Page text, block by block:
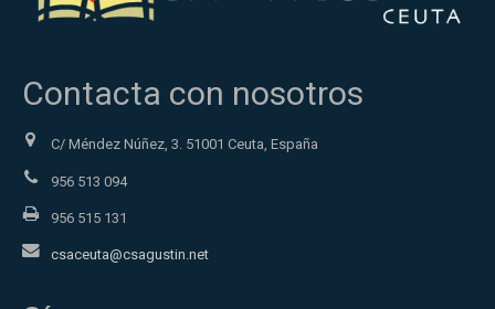
Contacta con nosotros
C/ Méndez Núñez, 3. 51001 Ceuta, España
956 513 094
956 515 131
csaceuta@csagustin.net